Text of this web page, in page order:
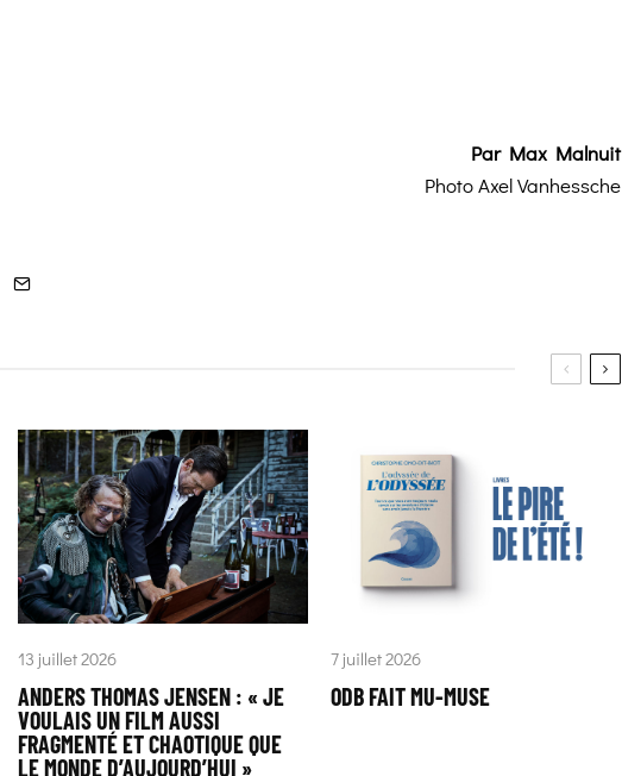
Par Max Malnuit
Photo Axel Vanhessche
13 juillet 2026
ANDERS THOMAS JENSEN : « JE
VOULAIS UN FILM AUSSI
FRAGMENTÉ ET CHAOTIQUE QUE
LE MONDE D’AUJOURD’HUI »
7 juillet 2026
ODB FAIT MU-MUSE